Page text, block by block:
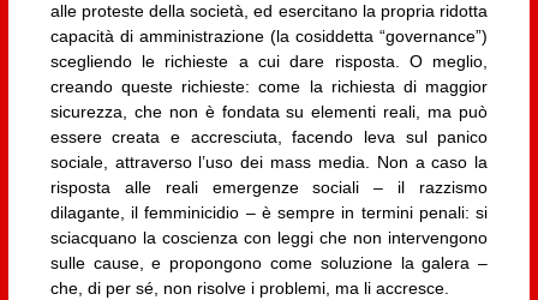
alle proteste della società, ed esercitano la propria ridotta
capacità di amministrazione (la cosiddetta “governance”)
scegliendo le richieste a cui dare risposta. O meglio,
creando queste richieste: come la richiesta di maggior
sicurezza, che non è fondata su elementi reali, ma può
essere creata e accresciuta, facendo leva sul panico
sociale, attraverso l’uso dei mass media. Non a caso la
risposta alle reali emergenze sociali – il razzismo
dilagante, il femminicidio – è sempre in termini penali: si
sciacquano la coscienza con leggi che non intervengono
sulle cause, e propongono come soluzione la galera –
che, di per sé, non risolve i problemi, ma li accresce.